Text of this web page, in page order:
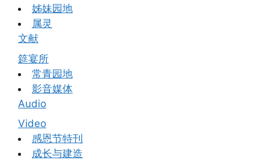
姊妹园地
属灵
文献
筵宴所
常青园地
影音媒体
Audio
Video
感恩节特刊
成长与建造